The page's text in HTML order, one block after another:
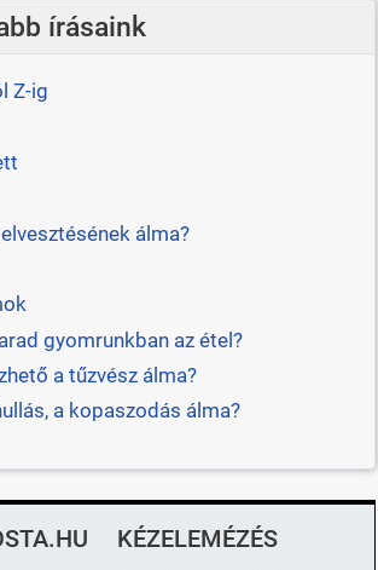
írásaink
Z-ig
álma?
gyomrunkban az étel?
a tűzvész álma?
a kopaszodás álma?
KÉZELEMÉZÉS